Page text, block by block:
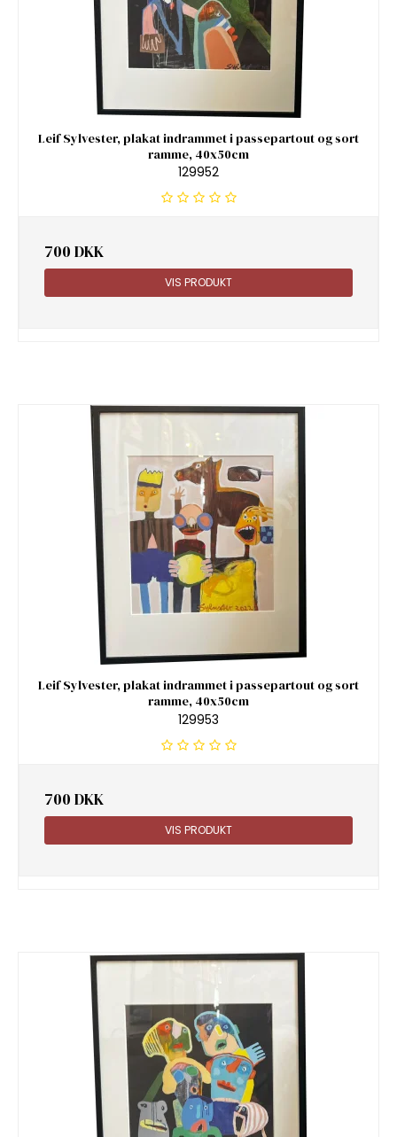
Leif Sylvester, plakat indrammet i passepartout og sort
ramme, 40x50cm
129952
700 DKK
VIS PRODUKT
Leif Sylvester, plakat indrammet i passepartout og sort
ramme, 40x50cm
129953
700 DKK
VIS PRODUKT